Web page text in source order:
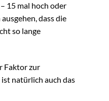
15 mal hoch oder
dass die
so lange
Faktor zur
natürlich auch das